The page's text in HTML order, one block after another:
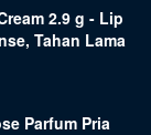
2.9 g - Lip
Tahan Lama
Parfum Pria